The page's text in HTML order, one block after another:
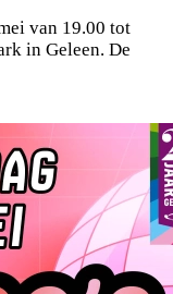
van 19.00 tot
in Geleen. De